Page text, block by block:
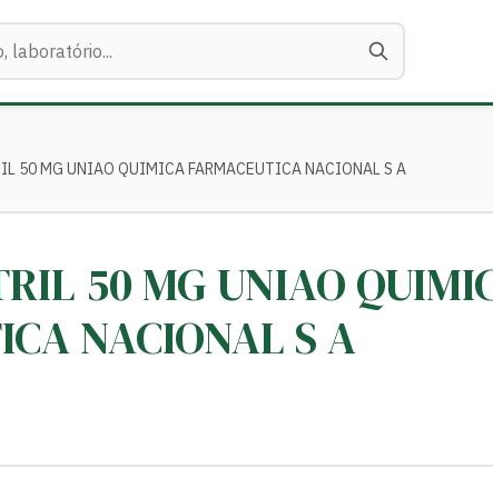
50 MG UNIAO QUIMICA FARMACEUTICA NACIONAL S A
50 MG UNIAO
NACIONAL S A